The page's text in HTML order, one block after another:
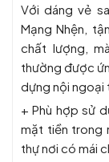
Với dáng vẻ
Mạng Nhện,
chất lượng,
thường được
dựng nội ngoại
+ Phù hợp sử
mặt tiền trong
thự nơi có mái